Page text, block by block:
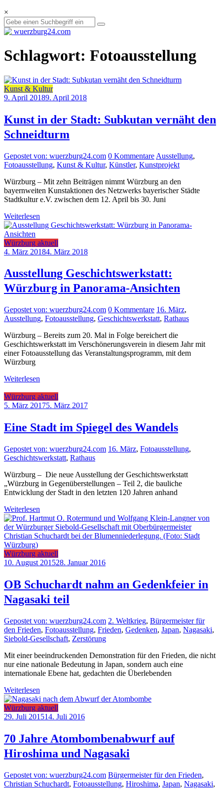
×
Schlagwort: Fotoausstellung
Kunst & Kultur
9. April 20189. April 2018
Kunst in der Stadt: Subkutan vernäht den
Schneidturm
Gepostet von: wuerzburg24.com 0 Kommentare Ausstellung,
Fotoausstellung, Kunst & Kultur, Künstler, Kunstprojekt
Würzburg – Mit zehn Beiträgen nimmt Würzburg an den
bayernweiten Kunstaktionen des Netzwerks bayerischer Städte
Stadtkultur e.V. zwischen dem 12. April bis 30. Juni
Weiterlesen
Würzburg aktuell
4. März 20184. März 2018
Ausstellung Geschichtswerkstatt:
Würzburg in Panorama-Ansichten
Gepostet von: wuerzburg24.com 0 Kommentare 16. März,
Ausstellung, Fotoausstellung, Geschichtswerkstatt, Rathaus
Würzburg – Bereits zum 20. Mal in Folge bereichert die
Geschichtswerkstatt im Verschönerungsverein in diesem Jahr mit
einer Fotoausstellung das Veranstaltungsprogramm, mit dem
Würzburg
Weiterlesen
Würzburg aktuell
5. März 20175. März 2017
Eine Stadt im Spiegel des Wandels
Gepostet von: wuerzburg24.com 16. März, Fotoausstellung,
Geschichtswerkstatt, Rathaus
Würzburg – Die neue Ausstellung der Geschichtswerkstatt
„Würzburg in Gegenüberstellungen – Teil 2, die bauliche
Entwicklung der Stadt in den letzten 120 Jahren anhand
Weiterlesen
Würzburg aktuell
10. August 201528. Januar 2016
OB Schuchardt nahm an Gedenkfeier in
Nagasaki teil
Gepostet von: wuerzburg24.com 2. Weltkrieg, Bürgermeister für
den Frieden, Fotoausstellung, Frieden, Gedenken, Japan, Nagasaki,
Siebold-Gesellschaft, Zerstörung
Mit einer beeindruckenden Demonstration für den Frieden, die nicht
nur eine nationale Bedeutung in Japan, sondern auch eine
internationale Ebene hat, gedachten die Überlebenden
Weiterlesen
Würzburg aktuell
29. Juli 201514. Juli 2016
70 Jahre Atombombenabwurf auf
Hiroshima und Nagasaki
Gepostet von: wuerzburg24.com Bürgermeister für den Frieden,
Christian Schuchardt, Fotoausstellung, Hiroshima, Japan, Nagasaki,